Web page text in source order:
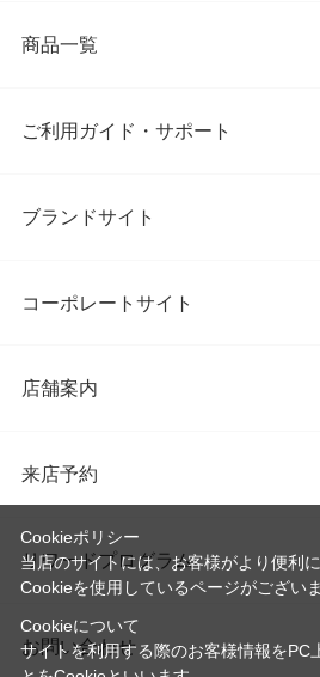
商品一覧
ご利用ガイド・サポート
ブランドサイト
コーポレートサイト
店舗案内
来店予約
リワードプログラム
お問い合わせ
Cookieポリシー
当店のサイトには、お客様がより便利
Cookieを使用しているページがございま
Cookieについて
サイトを利用する際のお客様情報をPC